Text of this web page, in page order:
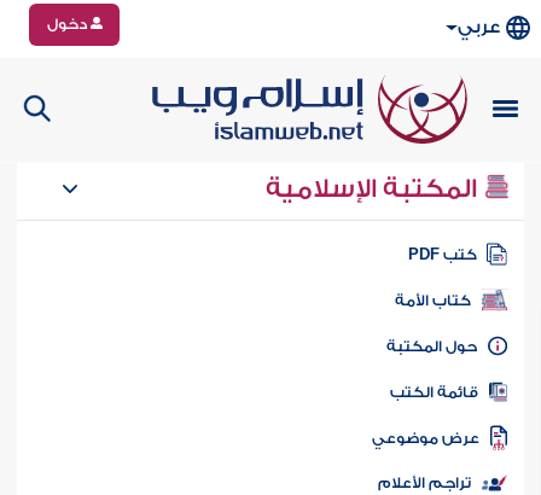
عربي دخول
المكتبة الإسلامية
كتب PDF
كتاب الأمة
المكتبة
الكتب